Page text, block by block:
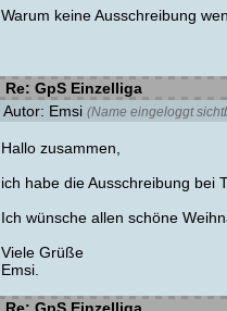
Warum keine Ausschreibung
Re: GpS Einzelliga
Autor: Emsi (Name eingeloggt
Hallo zusammen,
ich habe die Ausschreibung bei
Ich wünsche allen schöne
Viele Grüße
Emsi.